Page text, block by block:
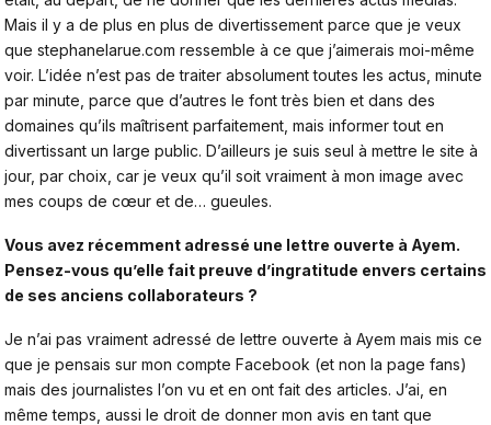
Mais il y a de plus en plus de divertissement parce que je veux
que stephanelarue.com ressemble à ce que j’aimerais moi-même
voir. L’idée n’est pas de traiter absolument toutes les actus, minute
par minute, parce que d’autres le font très bien et dans des
domaines qu’ils maîtrisent parfaitement, mais informer tout en
divertissant un large public. D’ailleurs je suis seul à mettre le site à
jour, par choix, car je veux qu’il soit vraiment à mon image avec
mes coups de cœur et de… gueules.
Vous avez récemment adressé une lettre ouverte à Ayem.
Pensez-vous qu’elle fait preuve d’ingratitude envers certains
de ses anciens collaborateurs ?
Je n’ai pas vraiment adressé de lettre ouverte à Ayem mais mis ce
que je pensais sur mon compte Facebook (et non la page fans)
mais des journalistes l’on vu et en ont fait des articles. J’ai, en
même temps, aussi le droit de donner mon avis en tant que